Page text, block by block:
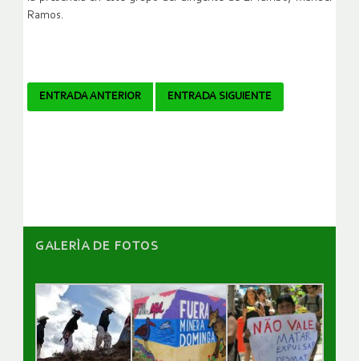
Ramos.
Navegador
ENTRADA ANTERIOR ENTRADA SIGUIENTE
GALERÌA DE FOTOS